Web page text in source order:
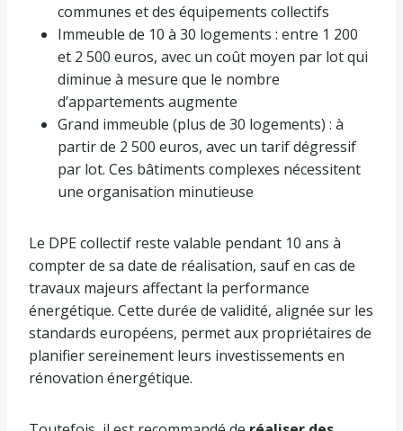
communes et des équipements collectifs
Immeuble de 10 à 30 logements : entre 1 200
et 2 500 euros, avec un coût moyen par lot qui
diminue à mesure que le nombre
d’appartements augmente
Grand immeuble (plus de 30 logements) : à
partir de 2 500 euros, avec un tarif dégressif
par lot. Ces bâtiments complexes nécessitent
une organisation minutieuse
Le DPE collectif reste valable pendant 10 ans à
compter de sa date de réalisation, sauf en cas de
travaux majeurs affectant la performance
énergétique. Cette durée de validité, alignée sur les
standards européens, permet aux propriétaires de
planifier sereinement leurs investissements en
rénovation énergétique.